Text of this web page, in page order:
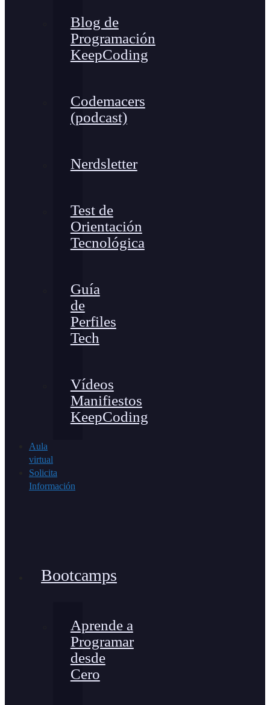
Blog de
Programación
KeepCoding
Codemacers
(podcast)
Nerdsletter
Test de
Orientación
Tecnológica
Guía
de
Perfiles
Tech
Vídeos
Manifiestos
KeepCoding
Aula
virtual
Solicita
Información
Bootcamps
Aprende a
Programar
desde
Cero